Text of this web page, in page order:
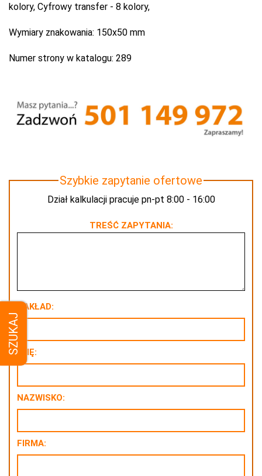
SZUKAJ
kolory, Cyfrowy transfer - 8 kolory,
Wymiary znakowania: 150x50 mm
Numer strony w katalogu: 289
Szybkie zapytanie ofertowe
Dział kalkulacji pracuje pn-pt 8:00 - 16:00
TREŚĆ ZAPYTANIA:
NAKŁAD:
IMIĘ:
NAZWISKO:
FIRMA: